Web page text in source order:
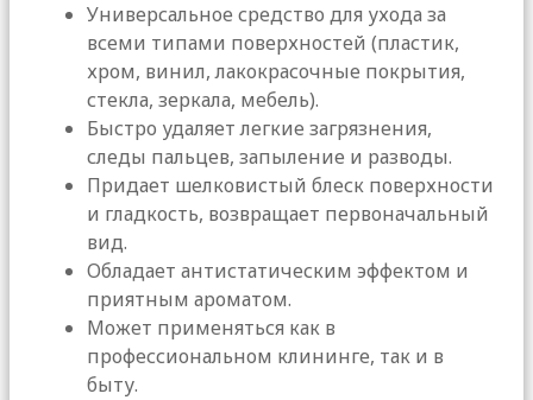
Универсальное средство для ухода за
всеми типами поверхностей (пластик,
хром, винил, лакокрасочные покрытия,
стекла, зеркала, мебель).
Быстро удаляет легкие загрязнения,
следы пальцев, запыление и разводы.
Придает шелковистый блеск поверхности
и гладкость, возвращает первоначальный
вид.
Обладает антистатическим эффектом и
приятным ароматом.
Может применяться как в
профессиональном клининге, так и в
быту.